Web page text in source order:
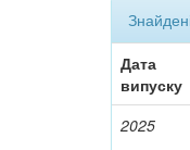
Дата
випуску
2025